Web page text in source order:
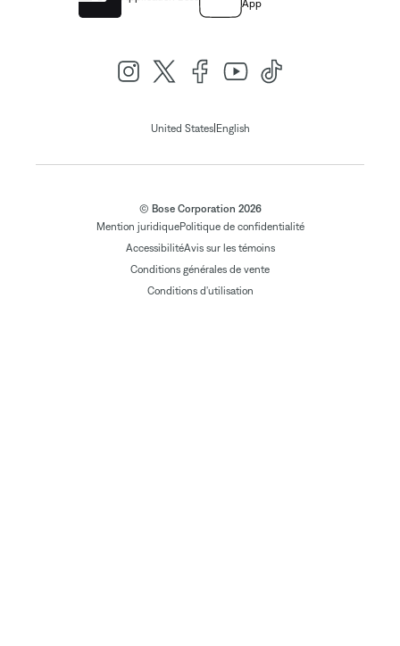
App
United States| English
© Bose Corporation 2026
Mention juridiquePolitique de confidentialité
AccessibilitéAvis sur les témoins
Conditions générales de vente
Conditions d'utilisation